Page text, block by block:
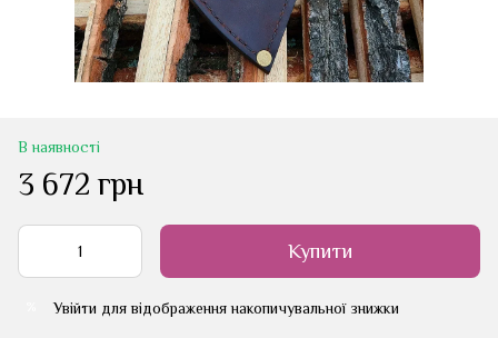
В наявності
3 672 грн
Купити
Увійти для відображення накопичувальної знижки